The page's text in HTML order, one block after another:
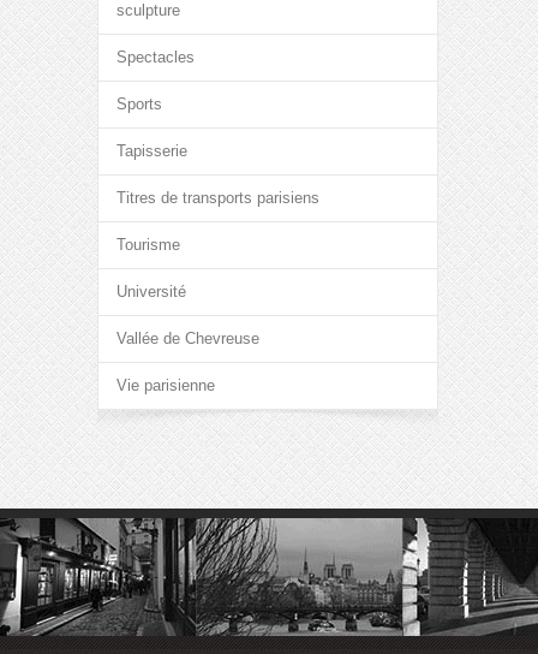
sculpture
Spectacles
Sports
Tapisserie
Titres de transports parisiens
Tourisme
Université
Vallée de Chevreuse
Vie parisienne